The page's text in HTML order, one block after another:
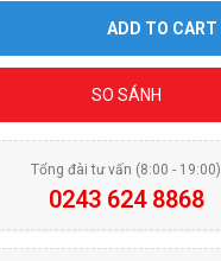
ADD TO CART
SO SÁNH
Tổng đài tư vấn (8:00 - 19:00)
0243 624 8868